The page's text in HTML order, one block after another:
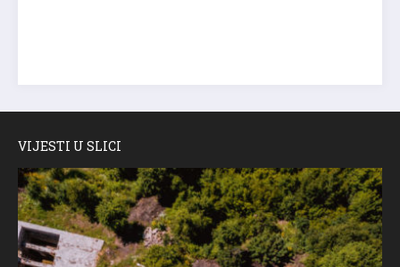
VIJESTI U SLICI